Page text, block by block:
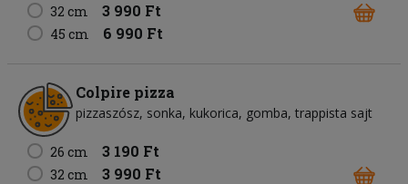
32 cm 3 990 Ft
45 cm 6 990 Ft
Colpire pizza
pizzaszósz sonka kukorica gomba trappista sajt
26 cm 3 190 Ft
32 cm 3 990 Ft